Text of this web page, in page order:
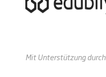
Mit Unterstützung durch